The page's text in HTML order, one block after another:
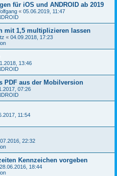
für iOS und ANDROID ab 2019
« 05.06.2019, 11:47
mit 1,5 multiplizieren lassen
« 04.09.2018, 17:23
13:46
PDF aus der Mobilversion
07:26
11:54
22:32
Kennzeichen vorgeben
28.06.2016, 18:44